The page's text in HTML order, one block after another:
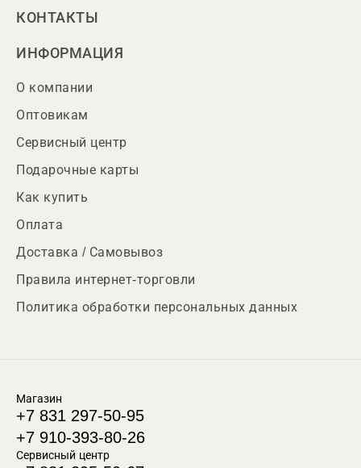
КОНТАКТЫ
ИНФОРМАЦИЯ
О компании
Оптовикам
Сервисный центр
Подарочные карты
Как купить
Оплата
Доставка / Самовывоз
Правила интернет-торговли
Политика обработки персональных данных
Магазин
+7 831 297-50-95
+7 910-393-80-26
Сервисный центр